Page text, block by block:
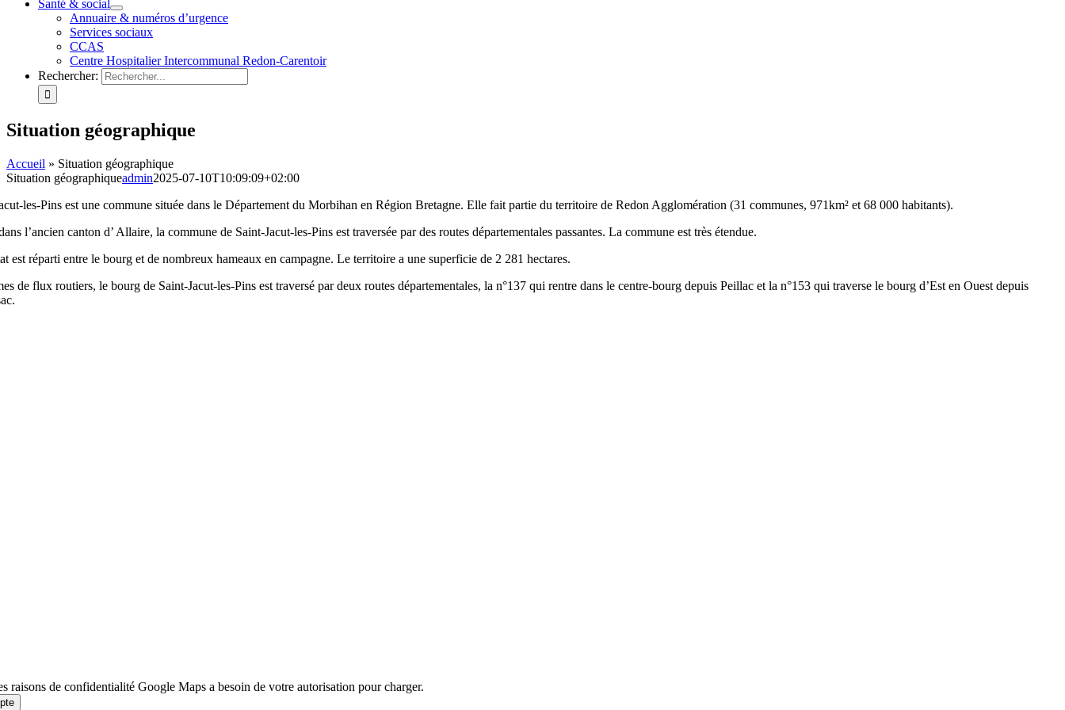
Santé & social
Annuaire & numéros d’urgence
Services sociaux
CCAS
Centre Hospitalier Intercommunal Redon-Carentoir
Rechercher:
Situation géographique
Accueil » Situation géographique
Situation géographiqueadmin2025-07-10T10:09:09+02:00
les-Pins est une commune située dans le Département du Morbihan en Région Bretagne. Elle fait partie du territoire de Redon Agglomération (31 communes, 971km² et 68 000 habitants).
l’ancien canton d’ Allaire, la commune de Saint-Jacut-les-Pins est traversée par des routes départementales passantes. La commune est très étendue.
est réparti entre le bourg et de nombreux hameaux en campagne. Le territoire a une superficie de 2 281 hectares.
de flux routiers, le bourg de Saint-Jacut-les-Pins est traversé par deux routes départementales, la n°137 qui rentre dans le centre-bourg depuis Peillac et la n°153 qui traverse le bourg d’Est en Ouest depuis
raisons de confidentialité Google Maps a besoin de votre autorisation pour charger.